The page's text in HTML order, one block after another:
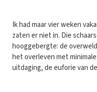
Ik had maar vier weken
zaten er niet in. Die
hooggebergte: de
het overleven met
uitdaging, de euforie van